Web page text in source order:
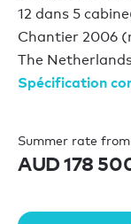
12 dans 5
Chantier 2006
The
Spécification
Summer rate
AUD 178